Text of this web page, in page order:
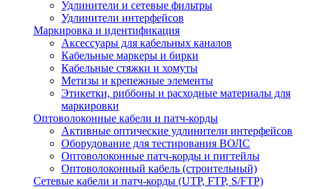
Удлинители и сетевые фильтры
Удлинители интерфейсов
Маркировка и идентификация
Аксессуары для кабельных каналов
Кабельные маркеры и бирки
Кабельные стяжки и хомуты
Метизы и крепежные элементы
Этикетки, риббоны и расходные материалы для
маркировки
Оптоволоконные кабели и патч-корды
Активные оптические удлинители интерфейсов
Оборудование для тестирования ВОЛС
Оптоволоконные патч-корды и пигтейлы
Оптоволоконный кабель (строительный)
Сетевые кабели и патч-корды (UTP, FTP, S/FTP)